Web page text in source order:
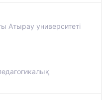
Атырау университеті